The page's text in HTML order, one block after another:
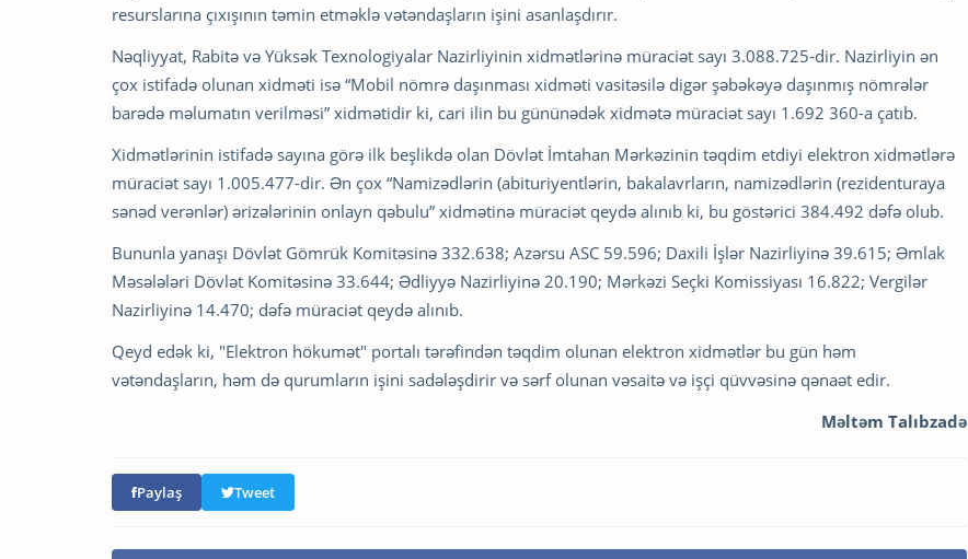
resurslarına çıxışının təmin etməklə vətəndaşların işini asanlaşdırır.
Nəqliyyat, Rabitə və Yüksək Texnologiyalar Nazirliyinin xidmətlərinə müraciət sayı 3.088.725-dir. Nazirliyin ən
çox istifadə olunan xidməti isə “Mobil nömrə daşınması xidməti vasitəsilə digər şəbəkəyə daşınmış nömrələr
barədə məlumatın verilməsi” xidmətidir ki, cari ilin bu gününədək xidmətə müraciət sayı 1.692 360-a çatıb.
Xidmətlərinin istifadə sayına görə ilk beşlikdə olan Dövlət İmtahan Mərkəzinin təqdim etdiyi elektron xidmətlərə
müraciət sayı 1.005.477-dir. Ən çox “Namizədlərin (abituriyentlərin, bakalavrların, namizədlərin (rezidenturaya
sənəd verənlər) ərizələrinin onlayn qəbulu” xidmətinə müraciət qeydə alınıb ki, bu göstərici 384.492 dəfə olub.
Bununla yanaşı Dövlət Gömrük Komitəsinə 332.638; Azərsu ASC 59.596; Daxili İşlər Nazirliyinə 39.615; Əmlak
Məsələləri Dövlət Komitəsinə 33.644; Ədliyyə Nazirliyinə 20.190; Mərkəzi Seçki Komissiyası 16.822; Vergilər
Nazirliyinə 14.470; dəfə müraciət qeydə alınıb.
Qeyd edək ki, "Elektron hökumət" portalı tərəfindən təqdim olunan elektron xidmətlər bu gün həm
vətəndaşların, həm də qurumların işini sadələşdirir və sərf olunan vəsaitə və işçi qüvvəsinə qənaət edir.
Məltəm Talıbzadə
Paylaş Tweet